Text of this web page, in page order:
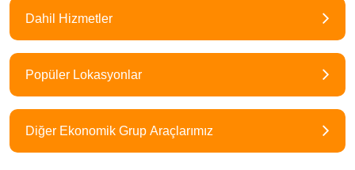
Dahil Hizmetler
Popüler Lokasyonlar
Diğer Ekonomik Grup Araçlarımız